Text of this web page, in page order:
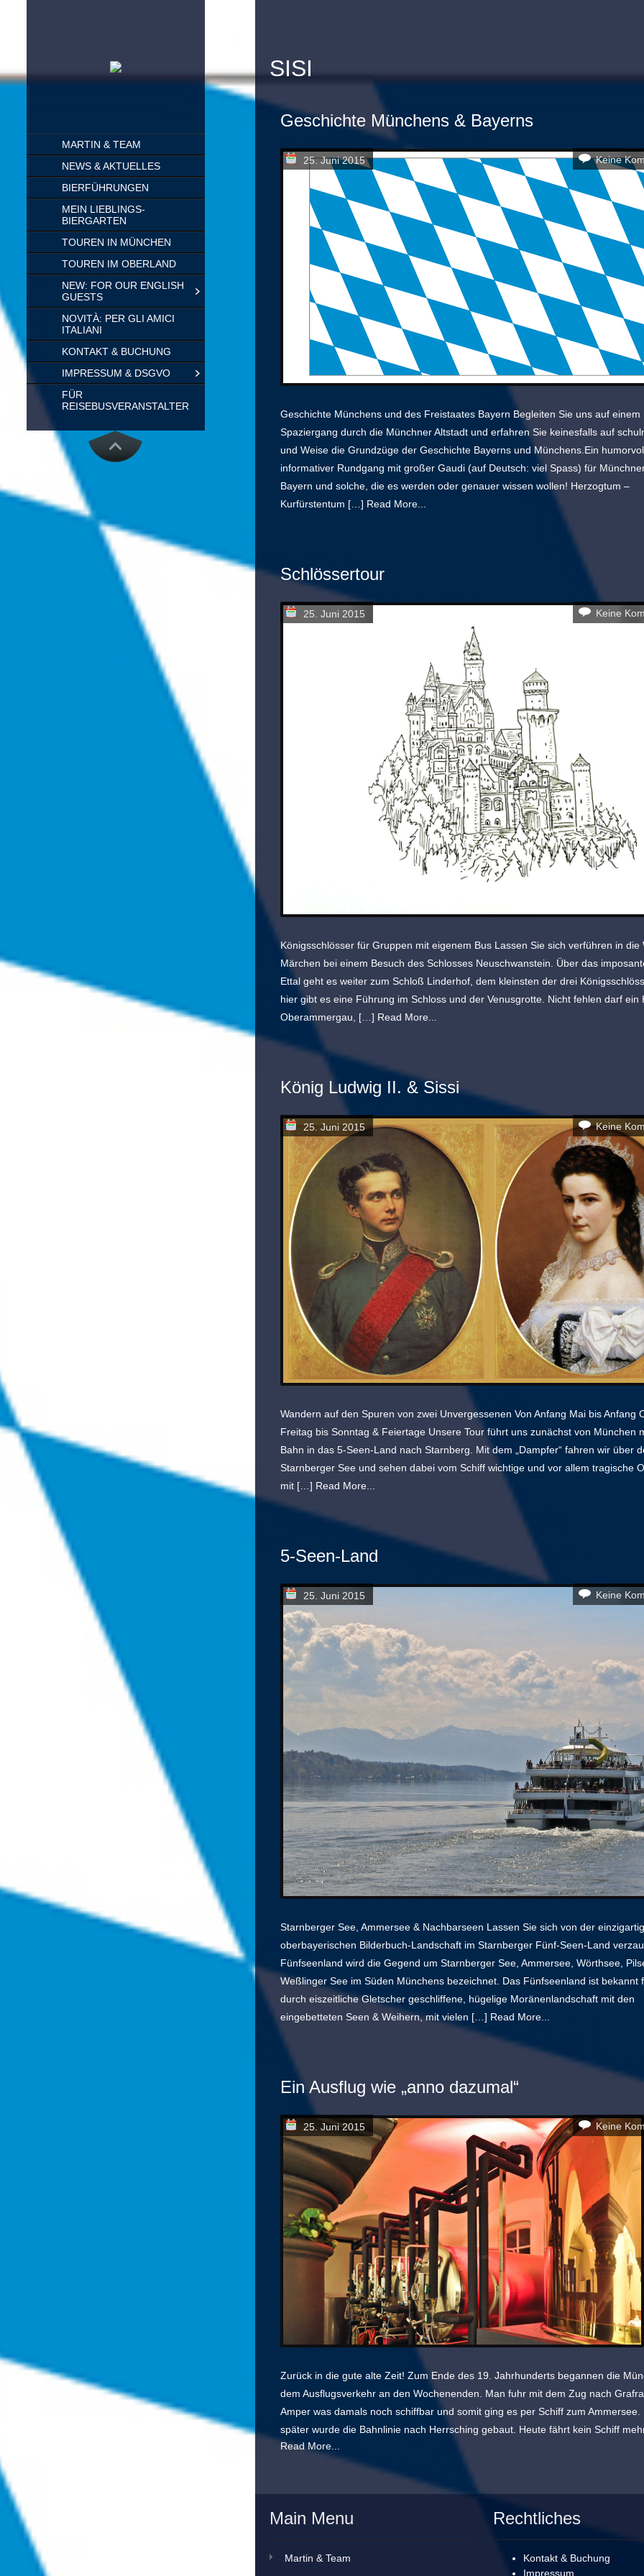
CONTENT
MARTIN & TEAM
NEWS & AKTUELLES
BIERFÜHRUNGEN
MEIN LIEBLINGS-
BIERGARTEN
TOUREN IN MÜNCHEN
TOUREN IM OBERLAND
NEW: FOR OUR ENGLISH
GUESTS
NOVITÀ: PER GLI AMICI
ITALIANI
KONTAKT & BUCHUNG
IMPRESSUM & DSGVO
FÜR
REISEBUSVERANSTALTER
SISI
Geschichte Münchens & Bayerns
25. Juni 2015 Keine
Geschichte Münchens und des Freistaates Bayern Begleiten Sie uns auf einem
Spaziergang durch die Münchner Altstadt und erfahren Sie keinesfalls auf
und Weise die Grundzüge der Geschichte Bayerns und Münchens.Ein
informativer Rundgang mit großer Gaudi (auf Deutsch: viel Spass) für
Bayern und solche, die es werden oder genauer wissen wollen! Herzogtum –
Kurfürstentum […] Read More...
Schlössertour
25. Juni 2015 Keine
Königsschlösser für Gruppen mit eigenem Bus Lassen Sie sich verführen in die
Märchen bei einem Besuch des Schlosses Neuschwanstein. Über das
Ettal geht es weiter zum Schloß Linderhof, dem kleinsten der drei
hier gibt es eine Führung im Schloss und der Venusgrotte. Nicht fehlen darf ein
Oberammergau, […] Read More...
König Ludwig II. & Sissi
25. Juni 2015 Keine
Wandern auf den Spuren von zwei Unvergessenen Von Anfang Mai bis Anfang
Freitag bis Sonntag & Feiertage Unsere Tour führt uns zunächst von München
Bahn in das 5-Seen-Land nach Starnberg. Mit dem „Dampfer“ fahren wir über
Starnberger See und sehen dabei vom Schiff wichtige und vor allem tragische
mit […] Read More...
5-Seen-Land
25. Juni 2015 Keine
Starnberger See, Ammersee & Nachbarseen Lassen Sie sich von der
oberbayerischen Bilderbuch-Landschaft im Starnberger Fünf-Seen-Land
Fünfseenland wird die Gegend um Starnberger See, Ammersee, Wörthsee,
Weßlinger See im Süden Münchens bezeichnet. Das Fünfseenland ist bekannt
durch eiszeitliche Gletscher geschliffene, hügelige Moränenlandschaft mit den
eingebetteten Seen & Weihern, mit vielen […] Read More...
Ein Ausflug wie „anno dazumal“
25. Juni 2015 Keine
Zurück in die gute alte Zeit! Zum Ende des 19. Jahrhunderts begannen die
dem Ausflugsverkehr an den Wochenenden. Man fuhr mit dem Zug nach
Amper was damals noch schiffbar und somit ging es per Schiff zum Ammersee.
später wurde die Bahnlinie nach Herrsching gebaut. Heute fährt kein Schiff
Read More...
Main Menu
Martin & Team
Rechtliches
Kontakt & Buchung
Impressum